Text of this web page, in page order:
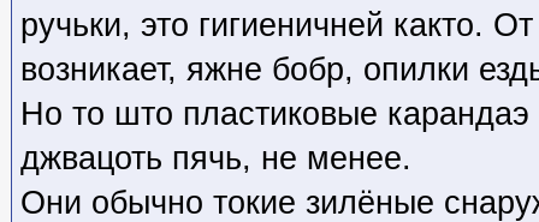
ручьки, это гигиеничней както.
возникает, яжне бобр, опилки
Но то што пластиковые
джвацоть пячь, не менее.
Они обычно токие зилёные